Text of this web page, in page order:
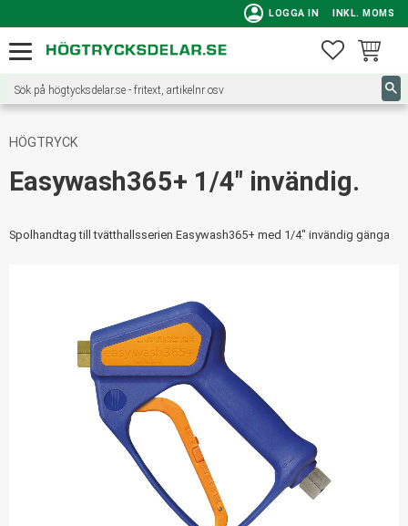
Meny
person LOGGA IN INKL. MOMS
HÖGTRYCK
Easywash365+ 1/4" invändig.
Spolhandtag till tvätthallsserien Easywash365+ med 1/4" invändig gänga